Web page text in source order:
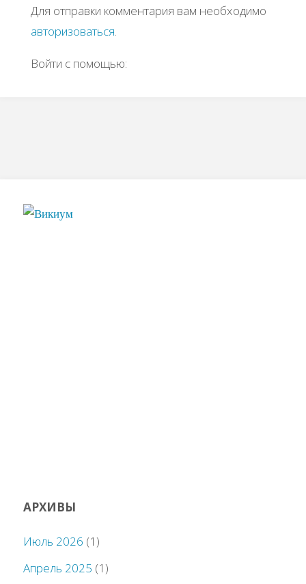
Для отправки комментария вам необходимо
авторизоваться.
Войти с помощью:
АРХИВЫ
Июль 2026 (1)
Апрель 2025 (1)